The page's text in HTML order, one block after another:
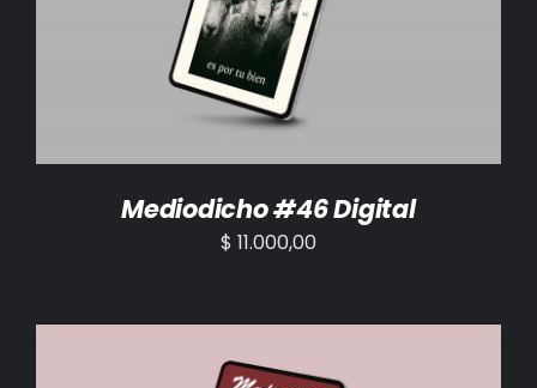
AÑADIR AL CARRITO /
Mediodicho #46 Digital
$ 11.000,00